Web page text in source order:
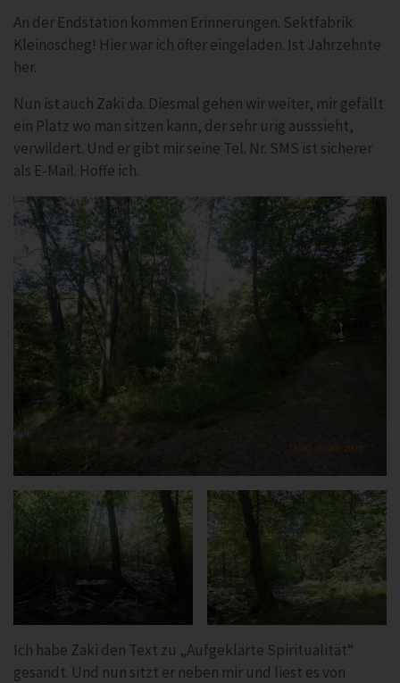
An der Endstation kommen Erinnerungen. Sektfabrik
Kleinoscheg! Hier war ich öfter eingeladen. Ist Jahrzehnte
her.
Nun ist auch Zaki da. Diesmal gehen wir weiter, mir gefällt
ein Platz wo man sitzen kann, der sehr urig ausssieht,
verwildert. Und er gibt mir seine Tel. Nr. SMS ist sicherer
als E-Mail. Hoffe ich.
Ich habe Zaki den Text zu „Aufgeklärte Spiritualität“
gesandt. Und nun sitzt er neben mir und liest es von